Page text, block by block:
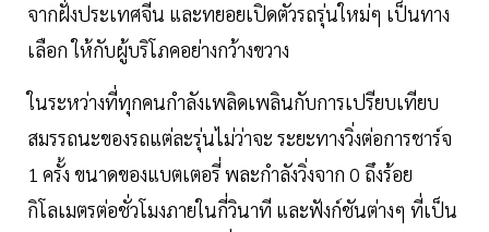
จากฝั่งประเทศจีน และทยอยเปิดตัวรถรุ่นใหม่ๆ เป็นทาง
เลือก ให้กับผู้บริโภคอย่างกว้างขวาง
ในระหว่างที่ทุกคนกำลังเพลิดเพลินกับการเปรียบเทียบ
สมรรถนะของรถแต่ละรุ่นไม่ว่าจะ ระยะทางวิ่งต่อการชาร์จ
1 ครั้ง ขนาดของแบตเตอรี่ พละกำลังวิ่งจาก 0 ถึงร้อย
กิโลเมตรต่อชั่วโมงภายในกี่วินาที และฟังก์ชันต่างๆ ที่เป็น